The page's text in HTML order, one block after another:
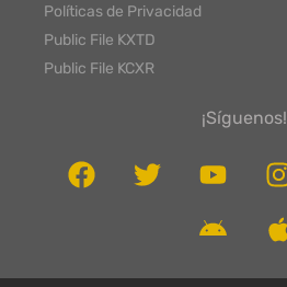
Políticas de Privacidad
Public File KXTD
Public File KCXR
¡Síguenos!